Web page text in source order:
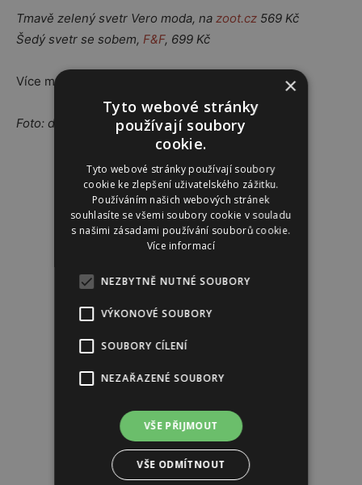
Tmavě zelený svetr Vero moda, na zoot.cz 569 Kč
Šedý svetr se sobem, F&F, 699 Kč
Více módy naleznete
Foto: depositphotos.com, Instagram
Reklama
×
Tyto webové stránky
používají soubory
cookie.
Tyto webové stránky používají soubory
cookie ke zlepšení uživatelského zážitku.
Používáním našich webových stránek
souhlasíte se všemi soubory cookie v souladu
s našimi zásadami používání souborů cookie.
Více informací
NEZBYTNĚ NUTNÉ SOUBORY
VÝKONOVÉ SOUBORY
SOUBORY CÍLENÍ
NEZAŘAZENÉ SOUBORY
VŠE PŘIJMOUT
VŠE ODMÍTNOUT